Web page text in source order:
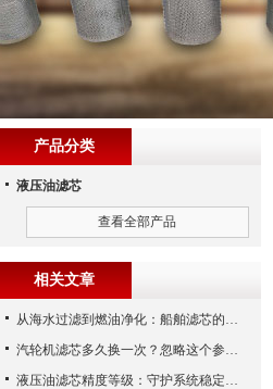
产品分类
液压油滤芯
查看全部产品
相关文章
从海水过滤到燃油净化：船舶滤芯的多场景应用解析
汽轮机滤芯多久换一次？忽略这个参数，机组非停损失可能上百万！
液压油滤芯精度等级：守护系统稳定与寿命的“微米标尺”